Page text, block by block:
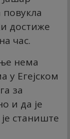
повукла
достиже
час.
нема
у Егејском
за
и да је
станиште